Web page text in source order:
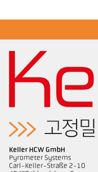
기술 보고서 Optical temperature
Keller HCW GmbH
Pyrometer Systems
Carl-Keller-Straße 2-10